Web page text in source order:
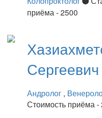
приёма - 2500
Сергеевич
Андролог ,
Стоимость приёма -